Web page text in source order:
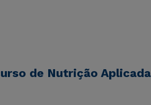
de Nutrição